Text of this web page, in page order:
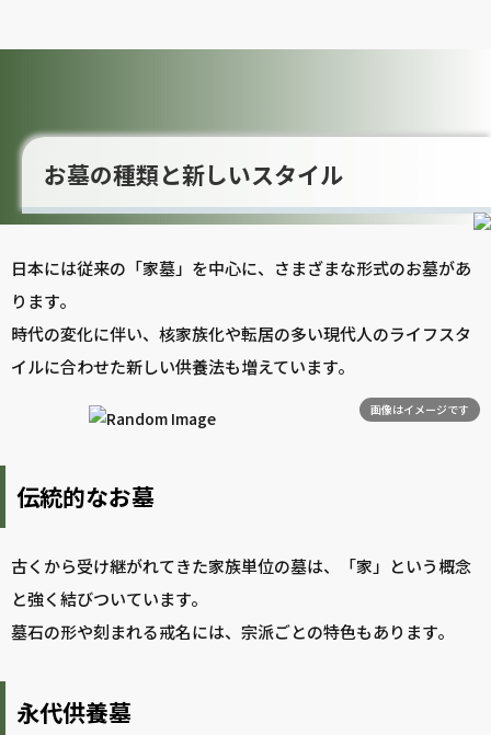
お墓の種類と新しいスタイル
日本には従来の「家墓」を中心に、さまざまな形式のお墓があ
ります。
時代の変化に伴い、核家族化や転居の多い現代人のライフスタ
イルに合わせた新しい供養法も増えています。
画像はイメージです
伝統的なお墓
古くから受け継がれてきた家族単位の墓は、「家」という概念
と強く結びついています。
墓石の形や刻まれる戒名には、宗派ごとの特色もあります。
永代供養墓